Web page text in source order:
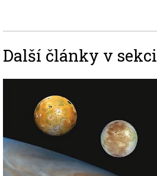
Další články v sekci